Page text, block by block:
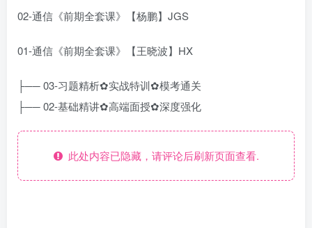
02-通信《前期全套课》【杨鹏】JGS
01-通信《前期全套课》【王晓波】HX
├── 03-习题精析✿实战特训✿模考通关
├── 02-基础精讲✿高端面授✿深度强化
此处内容已隐藏，请评论后刷新页面查看.